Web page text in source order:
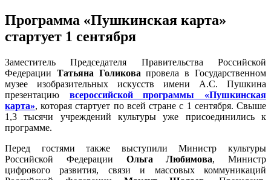
Программа «Пушкинская карта»
стартует 1 сентября
Заместитель Председателя Правительства Российской
Федерации Татьяна Голикова провела в Государственном
музее изобразительных искусств имени А.С. Пушкина
презентацию всероссийской программы «Пушкинская
карта», которая стартует по всей стране с 1 сентября. Свыше
1,3 тысячи учреждений культуры уже присоединились к
программе.
Перед гостями также выступили Министр культуры
Российской Федерации Ольга Любимова, Министр
цифрового развития, связи и массовых коммуникаций